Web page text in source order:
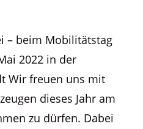
– beim Mobilitätstag
2022 in der
Wir freuen uns mit
dieses Jahr am
zu dürfen. Dabei